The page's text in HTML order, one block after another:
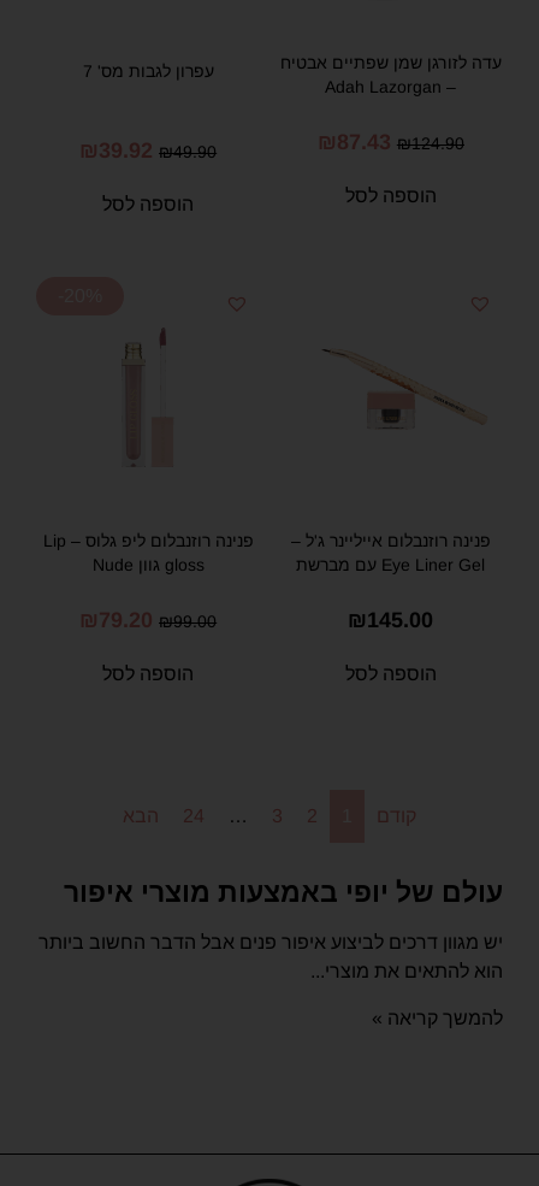
עדה לזורגן שמן שפתיים אבטיח
– Adah Lazorgan
₪124.90
₪87.43
הוספה לסל
עפרון לגבות מס' 7
₪49.90
₪39.92
הוספה לסל
פנינה רוזנבלום אייליינר ג'ל –
Eye Liner Gel עם מברשת
₪145.00
הוספה לסל
פנינה רוזנבלום ליפ גלוס – Lip
gloss גוון Nude
₪99.00
₪79.20
הוספה לסל
קודם 2
3
…
24 הבא
עולם של יופי באמצעות מוצרי איפור
יש מגוון דרכים לביצוע איפור פנים אבל הדבר החשוב ביותר
הוא להתאים את מוצרי...
להמשך קריאה »